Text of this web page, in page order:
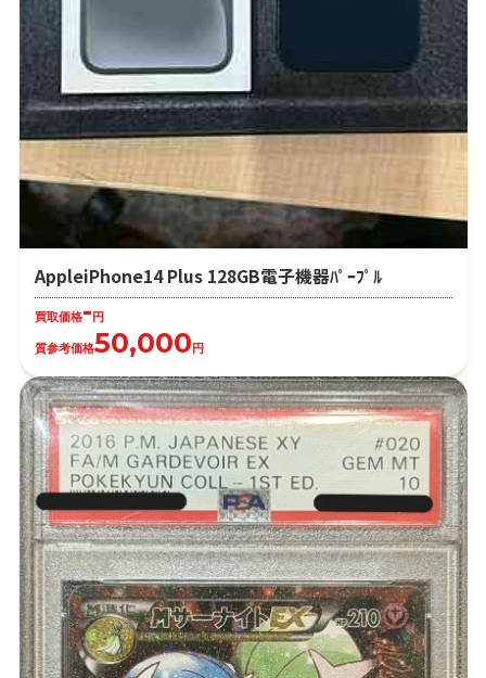
AppleiPhone14 Plus 128GB電子機器ﾊﾟｰﾌﾟﾙ
買取価格-円
質参考価格50,000円